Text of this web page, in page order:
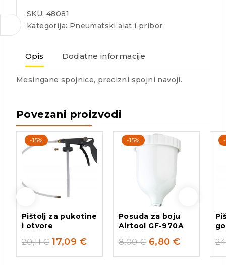
SKU: 48081
Kategorija: Pneumatski alat i pribor
Opis Dodatne informacije
Mesingane spojnice, precizni spojni navoji.
Povezani proizvodi
-15%
Pištolj za pukotine
i otvore
20,11€ 17,09 €
-15%
Posuda za boju
Airtool GF-970A
8,00€ 6,80 €